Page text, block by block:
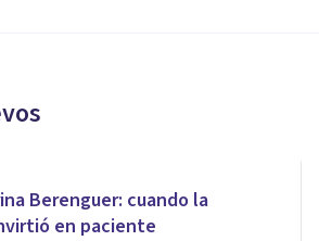
Berenguer: cuando la
en paciente